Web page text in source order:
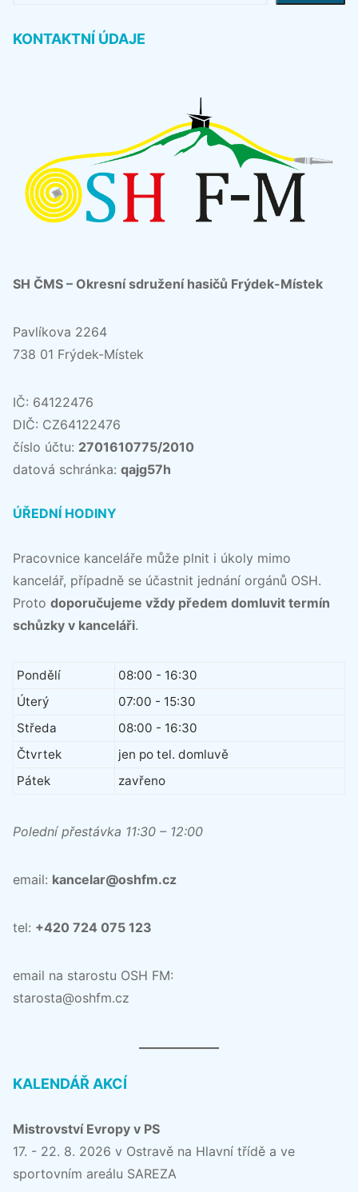
KONTAKTNÍ ÚDAJE
SH ČMS – Okresní sdružení hasičů Frýdek-Místek
Pavlíkova 2264
738 01 Frýdek-Místek
IČ: 64122476
DIČ: CZ64122476
číslo účtu: 2701610775/2010
datová schránka: qajg57h
ÚŘEDNÍ HODINY
Pracovnice kanceláře může plnit i úkoly mimo
kancelář, případně se účastnit jednání orgánů OSH.
Proto doporučujeme vždy předem domluvit termín
schůzky v kanceláři.
Pondělí
08:00 - 16:30
Úterý
07:00 - 15:30
Středa
08:00 - 16:30
Čtvrtek
jen po tel. domluvě
Pátek
zavřeno
Polední přestávka 11:30 – 12:00
email: kancelar@oshfm.cz
tel: +420 724 075 123
email na starostu OSH FM:
starosta@oshfm.cz
KALENDÁŘ AKCÍ
Mistrovství Evropy v PS
17. - 22. 8. 2026 v Ostravě na Hlavní třídě a ve
sportovním areálu SAREZA